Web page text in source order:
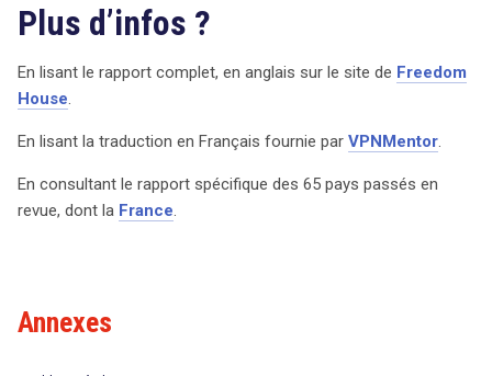
Plus d’infos ?
En lisant le rapport complet, en anglais sur le site de Freedom
House.
En lisant la traduction en Français fournie par VPNMentor.
En consultant le rapport spécifique des 65 pays passés en
revue, dont la France.
Annexes